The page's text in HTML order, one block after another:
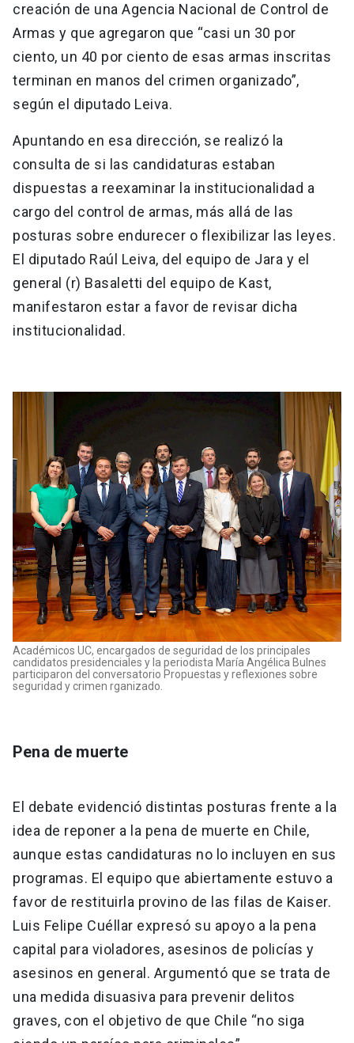
creación de una Agencia Nacional de Control de
Armas y que agregaron que “casi un 30 por
ciento, un 40 por ciento de esas armas inscritas
terminan en manos del crimen organizado”,
según el diputado Leiva.
Apuntando en esa dirección, se realizó la
consulta de si las candidaturas estaban
dispuestas a reexaminar la institucionalidad a
cargo del control de armas, más allá de las
posturas sobre endurecer o flexibilizar las leyes.
El diputado Raúl Leiva, del equipo de Jara y el
general (r) Basaletti del equipo de Kast,
manifestaron estar a favor de revisar dicha
institucionalidad.
Académicos UC, encargados de seguridad de los principales
candidatos presidenciales y la periodista María Angélica Bulnes
participaron del conversatorio Propuestas y reflexiones sobre
seguridad y crimen rganizado.
Pena de muerte
El debate evidenció distintas posturas frente a la
idea de reponer a la pena de muerte en Chile,
aunque estas candidaturas no lo incluyen en sus
programas. El equipo que abiertamente estuvo a
favor de restituirla provino de las filas de Kaiser.
Luis Felipe Cuéllar expresó su apoyo a la pena
capital para violadores, asesinos de policías y
asesinos en general. Argumentó que se trata de
una medida disuasiva para prevenir delitos
graves, con el objetivo de que Chile “no siga